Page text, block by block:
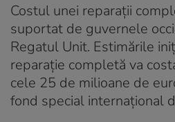
Costul unei reparații
suportat de guvernele
Regatul Unit. Estimările
reparație completă va
cele 25 de milioane de
fond special internațional